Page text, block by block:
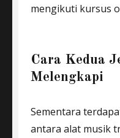
mengikuti kursus
Cara Kedua
Melengkapi
Sementara
antara alat musik